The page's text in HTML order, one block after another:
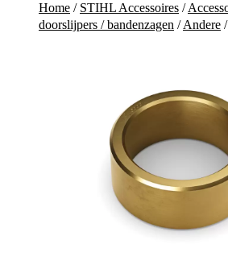
Home / STIHL Accessoires /
doorslijpers / bandenzagen /Andere /